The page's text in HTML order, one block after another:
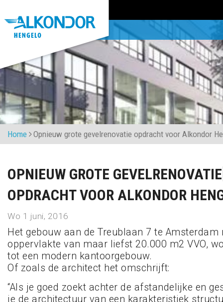
Home Opnieuw grote gevelrenovatie opdracht voor Alkondor
OPNIEUW GROTE GEVELRENOVATIE
OPDRACHT VOOR ALKONDOR
Wo 1 juni, 2016
Het gebouw aan de Treublaan 7 te Amsterdam
oppervlakte van maar liefst 20.000 m2 VVO,
tot een modern kantoorgebouw.
Of zoals de architect het omschrijft:
“Als je goed zoekt achter de afstandelijke en
je de architectuur van een karakteristiek